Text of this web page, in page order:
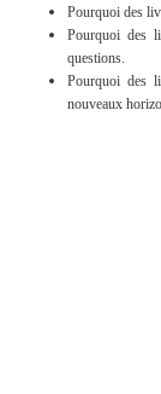
Pourquoi des
Pourquoi des
questions.
Pourquoi des
nouveaux